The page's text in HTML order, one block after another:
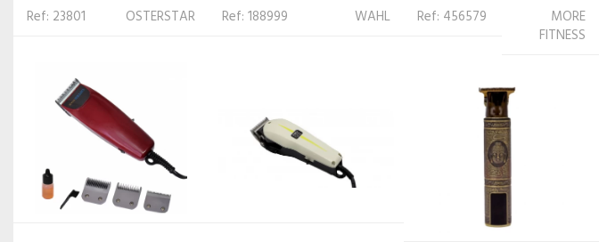
Ref: 188999 WAHL Ref: 456579
MORE
Ref: 39772
MORE
FITNESS